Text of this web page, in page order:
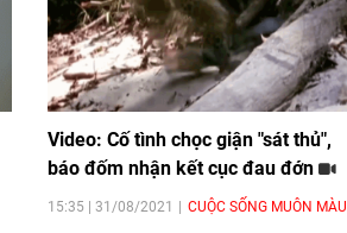
Video: Cố tình chọc giận "sát thủ",
báo đốm nhận kết cục đau đớn
15:35 | 31/08/2021 CUỘC SỐNG MUÔN MÀU